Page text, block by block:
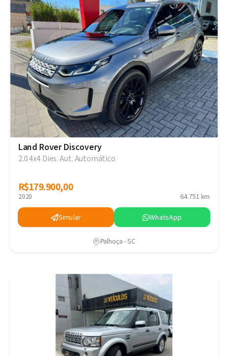
Land Rover Discovery
2.0 4x4 Dies. Aut. Automático
R$179.900,00
R$179.900,00
2020 64.751 km
Simular WhatsApp
Palhoça - SC